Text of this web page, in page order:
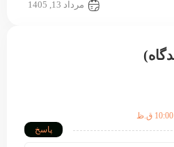
مرداد 13, 1405
پاسخ